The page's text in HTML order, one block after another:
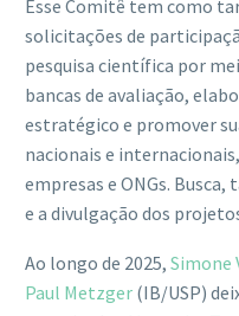
Esse Comitê tem como
solicitações de
pesquisa científica por
bancas de avaliação,
estratégico e promover
nacionais e
empresas e ONGs.
e a divulgação dos
Ao longo de 2025, Simone
Paul Metzger (IB/USP)